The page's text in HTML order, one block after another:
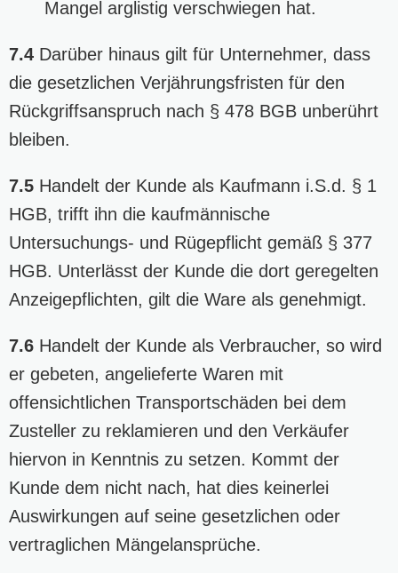
Mangel arglistig verschwiegen hat.
7.4 Darüber hinaus gilt für Unternehmer, dass
die gesetzlichen Verjährungsfristen für den
Rückgriffsanspruch nach § 478 BGB unberührt
bleiben.
7.5 Handelt der Kunde als Kaufmann i.S.d. § 1
HGB, trifft ihn die kaufmännische
Untersuchungs- und Rügepflicht gemäß § 377
HGB. Unterlässt der Kunde die dort geregelten
Anzeigepflichten, gilt die Ware als genehmigt.
7.6 Handelt der Kunde als Verbraucher, so wird
er gebeten, angelieferte Waren mit
offensichtlichen Transportschäden bei dem
Zusteller zu reklamieren und den Verkäufer
hiervon in Kenntnis zu setzen. Kommt der
Kunde dem nicht nach, hat dies keinerlei
Auswirkungen auf seine gesetzlichen oder
vertraglichen Mängelansprüche.